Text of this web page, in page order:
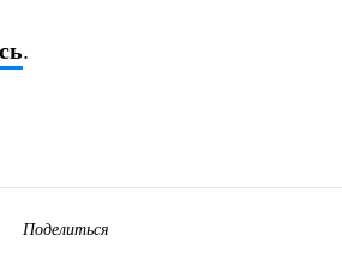
.
Поделиться